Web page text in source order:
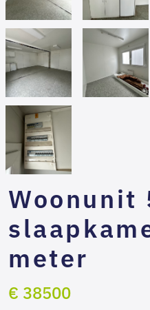
Woonunit
meter
€ 38500